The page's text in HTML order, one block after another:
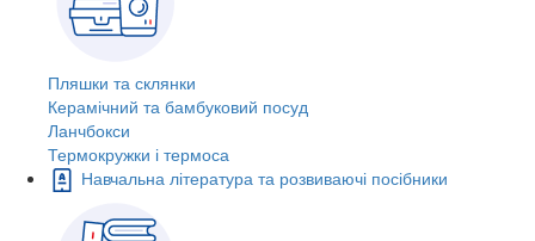
Пляшки та склянки
Керамічний та бамбуковий посуд
Ланчбокси
Термокружки і термоса
Навчальна література та розвиваючі посібники